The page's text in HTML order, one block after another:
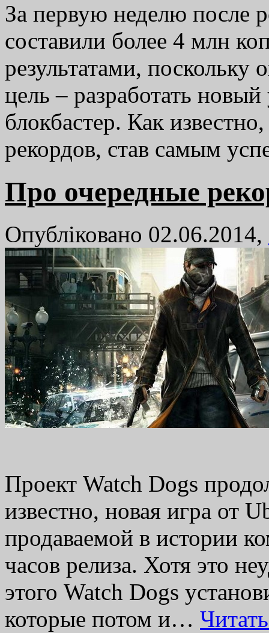
За первую неделю после
составили более 4 млн
результатами,
цель – разработать
блокбастер. Как
рекордов, став самым
Про очередные
Опубліковано 02.06.2014,
Проект Watch Dogs
известно, новая игра от
продаваемой в истории
часов релиза. Хотя это
этого Watch Dogs
которые потом и…